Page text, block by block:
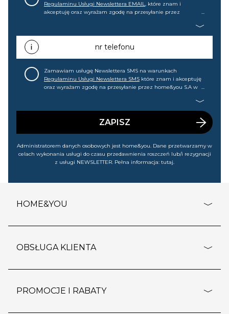
Regulaminu Usługi Newslettera EMAIL, które znam i
akceptuję oraz wyrażam zgodę na przesyłanie przez
promocjach, wyprzedażach). Wiem, że mogę tę zgodę w
każdej chwili cofnąć.nr telefonu
Zamawiam usługę Newslettera SMS na warunkach
Regulaminu Usługi Newslettera SMS które znam i akceptuję
oraz wyrażam zgodę na przesyłanie przez home&you S.A w
wyprzedażach). Wiem, że mogę tę zgodę w każdej chwili
ZAPISZ
Administratorem danych osobowych jest home&you. Dane przetwarzamy w
celach wykonania usługi do czasu przedawnienia roszczeń lub/i rezygnacji
z usługi NEWSLETTER. Pełna informacja: tutaj.
HOME&YOU
o firmie
polityka prywatności
kontakt
OBSŁUGA KLIENTA
dostawy i płatność
PROMOCJE I RABATY